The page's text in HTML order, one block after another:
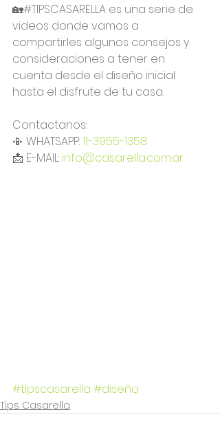
🏡#TIPSCASARELLA es una serie de
videos donde vamos a
compartirles algunos consejos y
consideraciones a tener en
cuenta desde el diseño inicial
hasta el disfrute de tu casa.
Contactanos:
📳 WHATSAPP: 11-3955-1358
📩 E-MAIL: info@casarella.com.ar
#tipscasarella #diseño
Tips Casarella